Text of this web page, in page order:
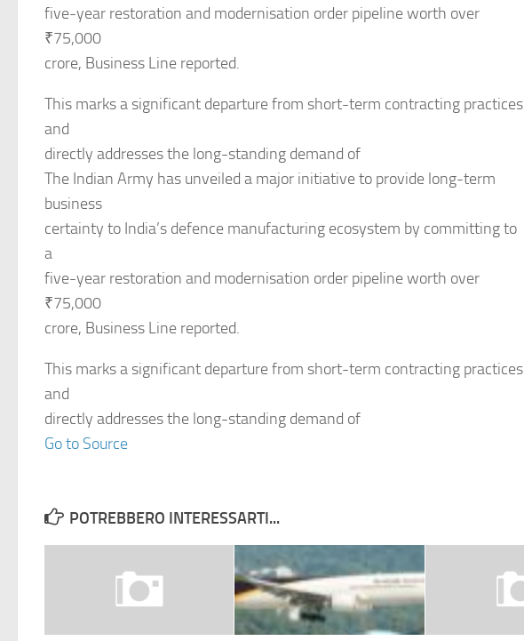
five-year restoration and modernisation order pipeline worth over
₹75,000
crore, Business Line reported.
This marks a significant departure from short-term contracting practices
and
directly addresses the long-standing demand of
The Indian Army has unveiled a major initiative to provide long-term
business
certainty to India’s defence manufacturing ecosystem by committing to
a
five-year restoration and modernisation order pipeline worth over
₹75,000
crore, Business Line reported.
This marks a significant departure from short-term contracting practices
and
directly addresses the long-standing demand of
Go to Source
POTREBBERO INTERESSARTI...